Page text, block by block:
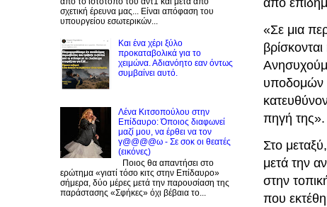
από
«Σε μια
υποδομών
πηγή της».
Στο
μετά την
στην
που
σχετική έρευνα μας... Είναι απόφαση του
υπουργείου εσωτερικών...
Και ένα χέρι ξύλο
προκαταβολικά για το
χειμώνα. Αδιανόητο εαν όντως
συμβαίνει αυτό.
Λένα Κιτσοπούλου στην
Επίδαυρο: Όποιος διαφωνεί
μαζί μου, να έρθει να τον
γ@@@@ω - Σε σοκ οι θεατές
(εικόνες)
Ποιος θα απαντήσει στο
ερώτημα «γιατί τόσο κιτς στην Επίδαυρο»
σήμερα, δύο μέρες μετά την παρουσίαση της
παράστασης «Σφήκες» όχι βέβαια το...